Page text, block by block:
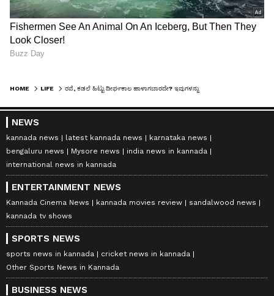
HOME LIFE
NEWS
kannada news latest kannada news
karnataka news
bengaluru news
Mysore news
india news in kannada
international news in kannada
ENTERTAINMENT NEWS
Kannada Cinema News kannada movies review
sandalwood news
kannada tv shows
SPORTS NEWS
sports news in kannada
cricket news in kannada
Other Sports News in Kannada
BUSINESS NEWS